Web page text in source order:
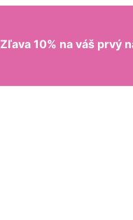
Zľava 10% na váš prvý